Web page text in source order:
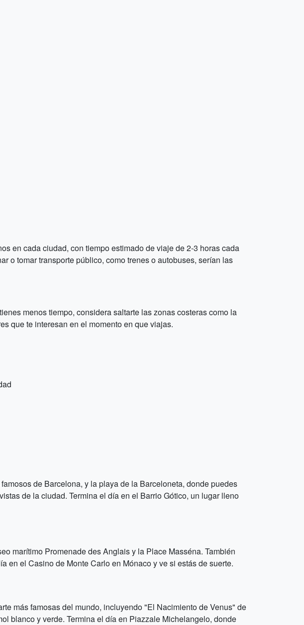
en cada ciudad, con tiempo estimado de viaje de 2-3 horas cada
o tomar transporte público, como trenes o autobuses, serían las
menos tiempo, considera saltarte las zonas costeras como la
que te interesan en el momento en que viajas.
de Barcelona, y la playa de la Barceloneta, donde puedes
de la ciudad. Termina el día en el Barrio Gótico, un lugar lleno
marítimo Promenade des Anglais y la Place Masséna. También
en el Casino de Monte Carlo en Mónaco y ve si estás de suerte.
más famosas del mundo, incluyendo "El Nacimiento de Venus" de
blanco y verde. Termina el día en Piazzale Michelangelo, donde